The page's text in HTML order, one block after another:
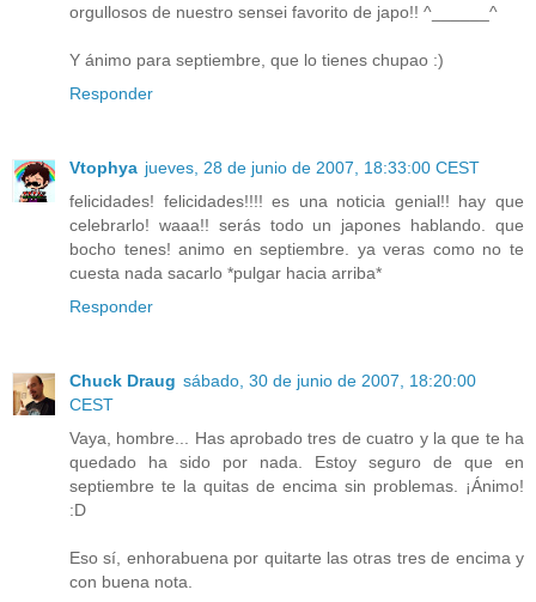
orgullosos de nuestro sensei favorito de japo!! ^______^
Y ánimo para septiembre, que lo tienes chupao :)
Responder
Vtophya jueves, 28 de junio de 2007, 18:33:00 CEST
felicidades! felicidades!!!! es una noticia genial!! hay que
celebrarlo! waaa!! serás todo un japones hablando. que
bocho tenes! animo en septiembre. ya veras como no te
cuesta nada sacarlo *pulgar hacia arriba*
Responder
Chuck Draug sábado, 30 de junio de 2007, 18:20:00
CEST
Vaya, hombre... Has aprobado tres de cuatro y la que te ha
quedado ha sido por nada. Estoy seguro de que en
septiembre te la quitas de encima sin problemas. ¡Ánimo!
:D
Eso sí, enhorabuena por quitarte las otras tres de encima y
con buena nota.